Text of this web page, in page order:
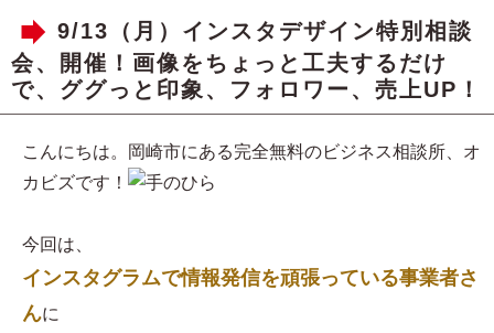
9/13（月）インスタデザイン特別相談
会、開催！画像をちょっと工夫するだけ
で、ググっと印象、フォロワー、売上UP！
こんにちは。岡崎市にある完全無料のビジネス相談所、オ
カビズです！
今回は、
インスタグラムで情報発信を頑張っている事業者さ
んに